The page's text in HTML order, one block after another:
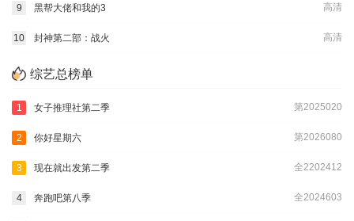
高清
9 黑帮大佬和我的3
高清
10 封神第二部：战火
综艺总榜单
第2025020
1 女子推理社第二季
第2026080
2 你好星期六
全2202412
3 现在就出发第二季
全2024603
4 奔跑吧第八季